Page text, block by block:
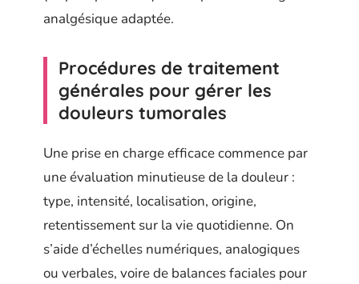
analgésique adaptée.
Procédures de traitement
générales pour gérer les
douleurs tumorales
Une prise en charge efficace commence par
une évaluation minutieuse de la douleur :
type, intensité, localisation, origine,
retentissement sur la vie quotidienne. On
s’aide d’échelles numériques, analogiques
ou verbales, voire de balances faciales pour